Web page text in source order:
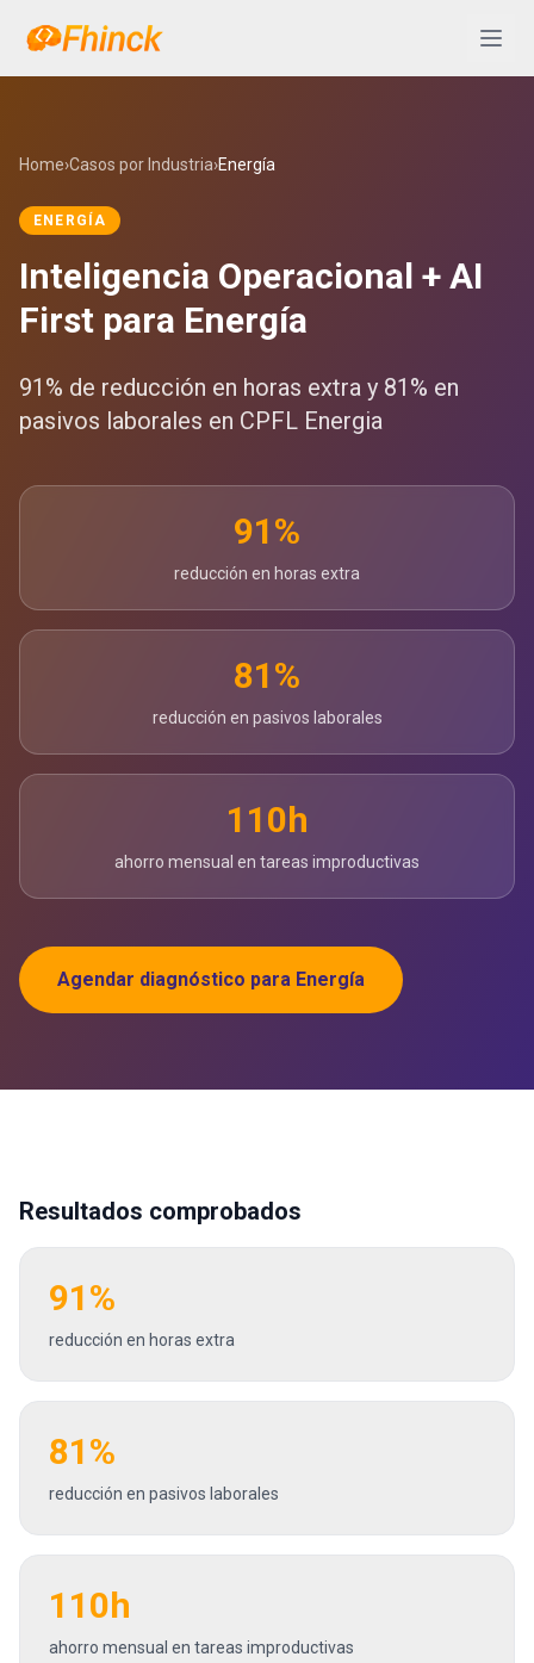
Abrir
Home›Casos por Industria›Energía
ENERGÍA
Inteligencia Operacional + AI
First para Energía
91% de reducción en horas extra y 81% en
pasivos laborales en CPFL Energia
91%
reducción en horas extra
81%
reducción en pasivos laborales
110h
ahorro mensual en tareas improductivas
Agendar diagnóstico para Energía
Resultados comprobados
91%
reducción en horas extra
81%
reducción en pasivos laborales
110h
ahorro mensual en tareas improductivas